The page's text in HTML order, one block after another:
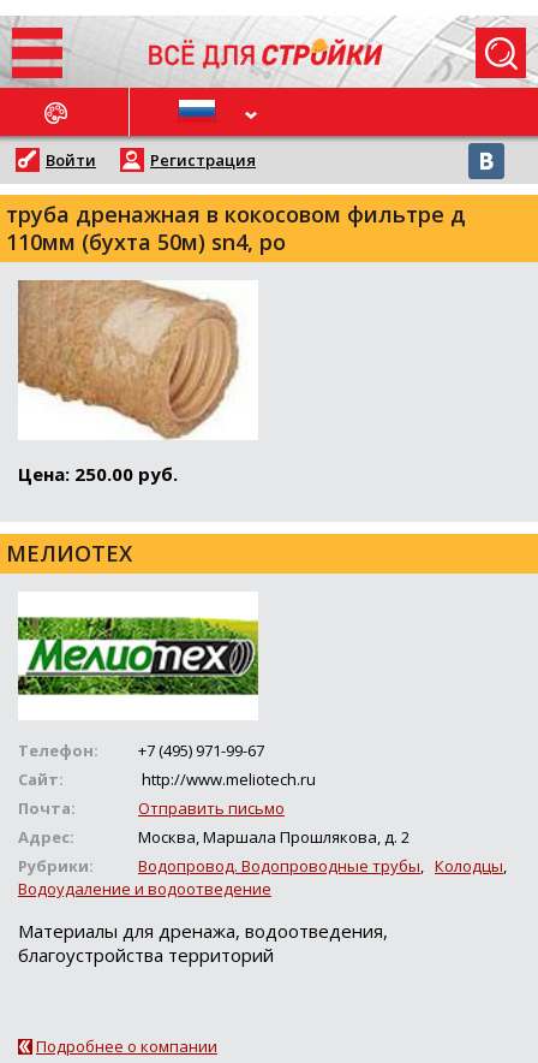
НОВОСТИ
Войти Регистрация
труба дренажная в кокосовом фильтре д
110мм (бухта 50м) sn4, ро
Цена: 250.00 руб.
МЕЛИОТЕХ
Телефон:
+7 (495) 971-99-67
Сайт:
http://www.meliotech.ru
Почта:
Отправить письмо
Адрес:
Москва, Маршала Прошлякова, д. 2
Рубрики:
Водопровод. Водопроводные трубы, Колодцы,
Водоудаление и водоотведение
Материалы для дренажа, водоотведения,
благоустройства территорий
Подробнее о компании